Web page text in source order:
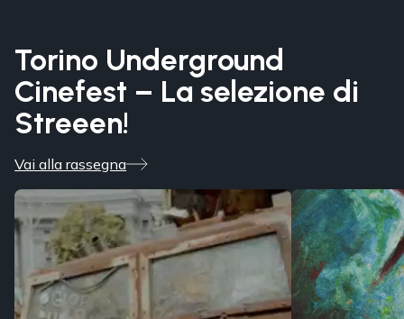
Torino Underground
Cinefest – La selezione di
Streeen!
Vai alla rassegna